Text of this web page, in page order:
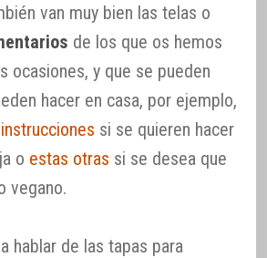
van muy bien las telas o
de los que os hemos
ocasiones, y que se pueden
hacer en casa, por ejemplo,
si se quieren hacer
o estas otras si se desea que
vegano.
hablar de las tapas para